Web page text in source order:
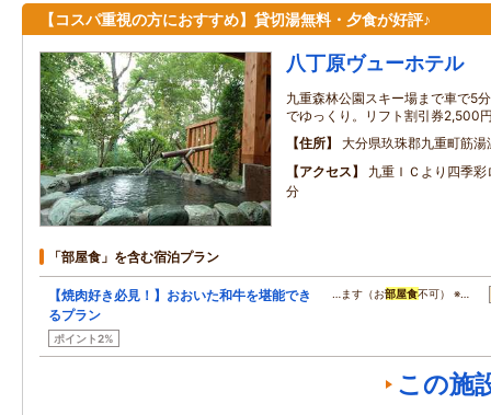
【コスパ重視の方におすすめ】貸切湯無料・夕食が好評♪
八丁原ヴューホテル
九重森林公園スキー場まで車で5
でゆっくり。リフト割引券2,500
住所
大分県玖珠郡九重町筋
アクセス
九重ＩＣより四季
分
「部屋食」を含む宿泊プラン
【焼肉好き必見！】おおいた和牛を堪能でき
るプラン
ポイント2%
…ます（お部屋食不可） ※…
この施